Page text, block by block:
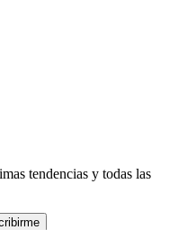
tendencias y todas las